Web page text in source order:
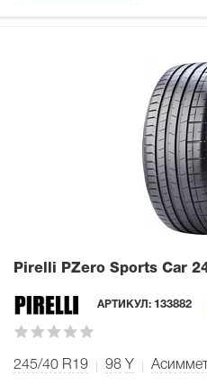
Pirelli PZero Sports Car
АРТИКУЛ: 133882
245/40 R19 98 Y